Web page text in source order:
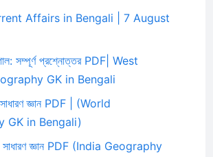
Affairs in Bengali | 7 August
সম্পূর্ণ প্রশ্নোত্তর PDF| West
GK in Bengali
জ্ঞান PDF | (World
GK in Bengali)
সাধারণ জ্ঞান PDF (India Geography